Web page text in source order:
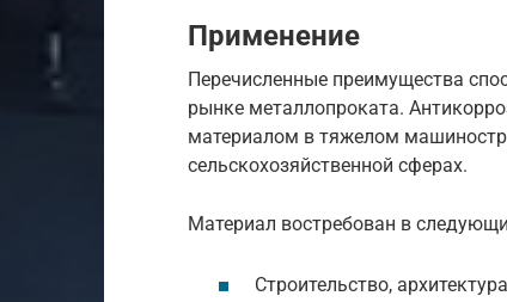
Применение
Перечисленные преимущества
рынке металлопроката.
материалом в тяжелом
сельскохозяйственной сферах.
Материал востребован в
Строительство,